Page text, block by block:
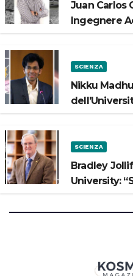
Juan Carlos
Ingegnere
SCIENZA
Nikku
SCIENZA
Bradley
University: